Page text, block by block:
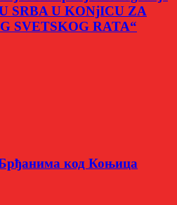
SRBA U KONjICU ZA
SVETSKOG RATA“
код Коњица